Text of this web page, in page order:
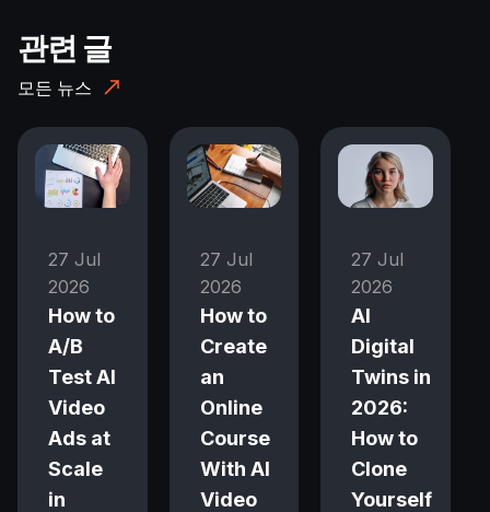
관련 글
모든 뉴스
27 Jul
2026
How to
A/B
Test AI
Video
Ads at
Scale
in
27 Jul
2026
How to
Create
an
Online
Course
With AI
Video
27 Jul
2026
AI
Digital
Twins in
2026:
How to
Clone
Yourself